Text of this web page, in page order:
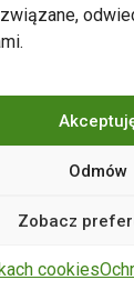
Odmów
Zobacz
cookies